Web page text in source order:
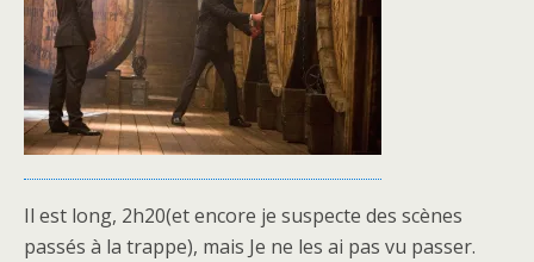
Il est long, 2h20(et encore je suspecte des scènes
passés à la trappe), mais Je ne les ai pas vu passer.